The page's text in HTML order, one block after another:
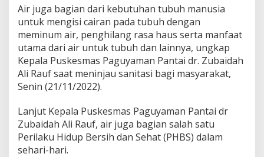
Air juga bagian dari kebutuhan tubuh manusia
untuk mengisi cairan pada tubuh dengan
meminum air, penghilang rasa haus serta manfaat
utama dari air untuk tubuh dan lainnya, ungkap
Kepala Puskesmas Paguyaman Pantai dr. Zubaidah
Ali Rauf saat meninjau sanitasi bagi masyarakat,
Senin (21/11/2022).
Lanjut Kepala Puskesmas Paguyaman Pantai dr
Zubaidah Ali Rauf, air juga bagian salah satu
Perilaku Hidup Bersih dan Sehat (PHBS) dalam
sehari-hari.